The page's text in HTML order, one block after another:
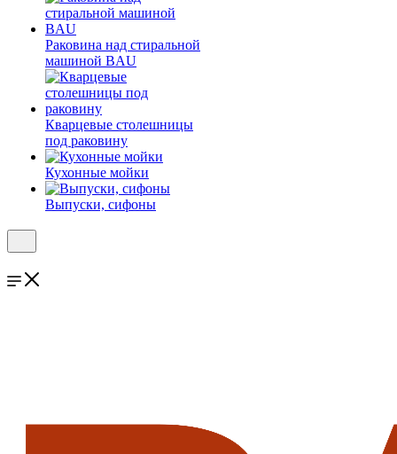
Раковина над стиральной
машиной BAU
Кварцевые столешницы
под раковину
Кухонные мойки
Выпуски, сифоны